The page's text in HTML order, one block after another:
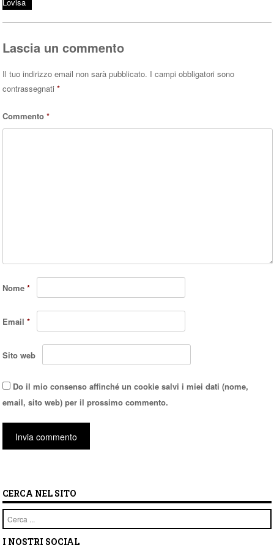
pp
Lascia un commento
Il tuo indirizzo email non sarà pubblicato. I campi obbligatori sono
contrassegnati*
Commento*
Nome*
Email*
Sito web
Do il mio consenso affinché un cookie salvi i miei dati (nome,
email, sito web) per il prossimo commento.
CERCA NEL SITO
Cerca
I NOSTRI SOCIAL